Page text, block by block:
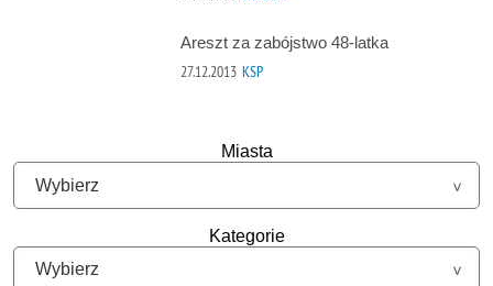
Areszt za zabójstwo 48-latka
27.12.2013 KSP
Miasta
Kategorie